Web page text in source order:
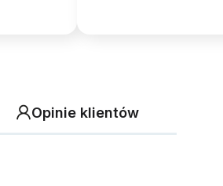
Opinie klientów